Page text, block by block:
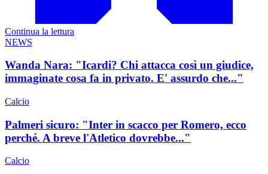
Continua la lettura
NEWS
Wanda Nara: "Icardi? Chi attacca così un giudice,
immaginate cosa fa in privato. E' assurdo che..."
Calcio
Palmeri sicuro: "Inter in scacco per Romero, ecco
perché. A breve l'Atletico dovrebbe..."
Calcio